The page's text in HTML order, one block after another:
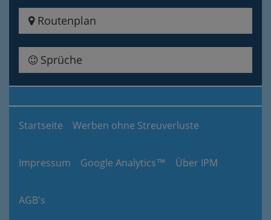
Routenplan
Sprüche
Startseite Werben ohne Streuverluste
Impressum Google Analytics™ Über IPM
AGB's